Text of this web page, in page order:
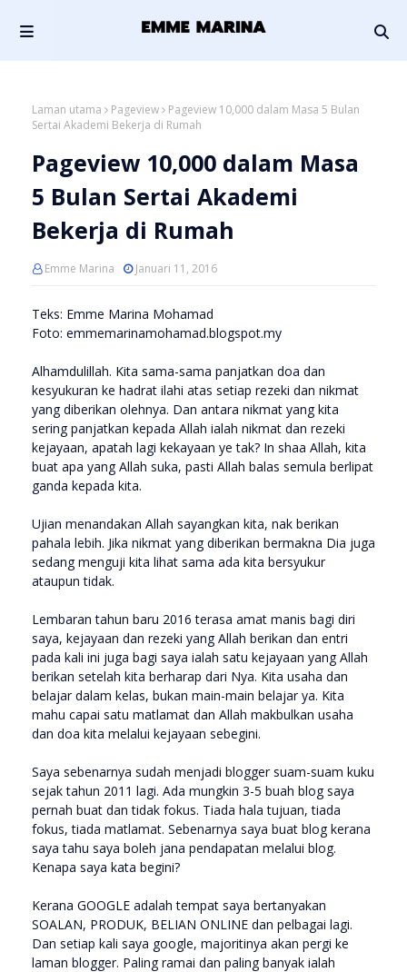
Laman utama Pageview
Pageview 10,000 dalam Masa 5 Bulan
Sertai Akademi Bekerja di Rumah
Pageview 10,000 dalam Masa
5 Bulan Sertai Akademi
Bekerja di Rumah
Emme Marina Januari 11, 2016
Teks: Emme Marina Mohamad
Foto: emmemarinamohamad.blogspot.my
Alhamdulillah. Kita sama-sama panjatkan doa dan
kesyukuran ke hadrat ilahi atas setiap rezeki dan nikmat
yang diberikan olehnya. Dan antara nikmat yang kita
sering panjatkan kepada Allah ialah nikmat dan rezeki
kejayaan, apatah lagi kekayaan ye tak? In shaa Allah, kita
buat apa yang Allah suka, pasti Allah balas semula berlipat
ganda kepada kita.
Ujian menandakan Allah sayangkan kita, nak berikan
pahala lebih. Jika nikmat yang diberikan bermakna Dia juga
sedang menguji kita lihat sama ada kita bersyukur
ataupun tidak.
Lembaran tahun baru 2016 terasa amat manis bagi diri
saya, kejayaan dan rezeki yang Allah berikan dan entri
pada kali ini juga bagi saya ialah satu kejayaan yang Allah
berikan setelah kita berharap dari Nya. Kita usaha dan
belajar dalam kelas, bukan main-main belajar ya. Kita
mahu capai satu matlamat dan Allah makbulkan usaha
dan doa kita melalui kejayaan sebegini.
Saya sebenarnya sudah menjadi blogger suam-suam kuku
sejak tahun 2011 lagi. Ada mungkin 3-5 buah blog saya
pernah buat dan tidak fokus. Tiada hala tujuan, tiada
fokus, tiada matlamat. Sebenarnya saya buat blog kerana
saya tahu saya boleh jana pendapatan melalui blog.
Kenapa saya kata begini?
Kerana GOOGLE adalah tempat saya bertanyakan
SOALAN, PRODUK, BELIAN ONLINE dan pelbagai lagi.
Dan setiap kali saya google, majoritinya akan pergi ke
laman blogger. Paling ramai dan paling banyak ialah